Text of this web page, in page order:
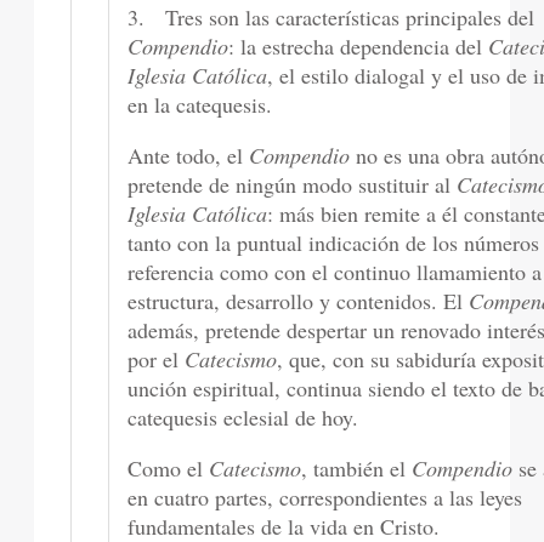
3. Tres son las características principales del
Compendio: la estrecha dependencia del
Iglesia Católica, el estilo dialogal y el uso de
en la catequesis.
Ante todo, el Compendio no es una obra
pretende de ningún modo sustituir al
Iglesia Católica: más bien remite a él
tanto con la puntual indicación de los números
referencia como con el continuo llamamiento
estructura, desarrollo y contenidos. El
además, pretende despertar un renovado
por el Catecismo, que, con su sabiduría
unción espiritual, continua siendo el texto de
catequesis eclesial de hoy.
Como el Catecismo, también el Compendio
en cuatro partes, correspondientes a las leyes
fundamentales de la vida en Cristo.